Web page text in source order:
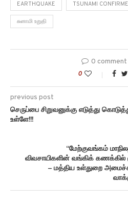
EARTHQUAKE TSUNAMI
சுனாமி உறுதி
0 comment
0
previous post
செருப்பை சிறுவனுக்கு எடுத்து
உள்ளே!!!
“மேற்குவங்கம்
விவசாயிகளின் வங்கிக் கணக்கில்
– மத்திய உள்துறை